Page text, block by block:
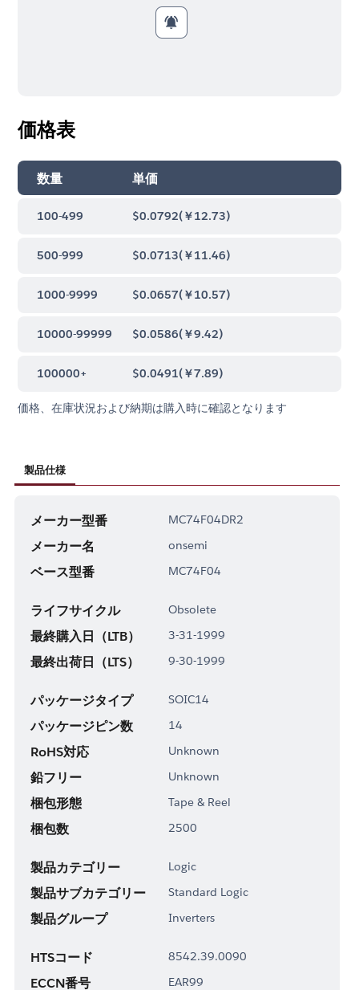
価格表
数量 単価
100-499 $0.0792(￥12.73)
500-999 $0.0713(￥11.46)
1000-9999 $0.0657(￥10.57)
10000-99999 $0.0586(￥9.42)
100000+ $0.0491(￥7.89)
価格、在庫状況および納期は購入時に確認となります
製品仕様
メーカー型番 MC74F04DR2
メーカー名 onsemi
ベース型番 MC74F04
ライフサイクル Obsolete
最終購入日（LTB） 3-31-1999
最終出荷日（LTS） 9-30-1999
パッケージタイプ SOIC14
パッケージピン数 14
RoHS対応 Unknown
鉛フリー Unknown
梱包形態 Tape & Reel
梱包数 2500
製品カテゴリー Logic
製品サブカテゴリー Standard Logic
製品グループ Inverters
HTSコード 8542.39.0090
ECCN番号 EAR99